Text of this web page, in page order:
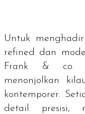
Untuk
refined dan
Frank & co.
menonjolkan
kontemporer.
detail presisi,